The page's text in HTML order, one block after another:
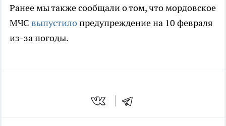
Ранее мы также сообщали о том, что мордовское
МЧС выпустилопредупреждение на 10 февраля
из-за погоды.